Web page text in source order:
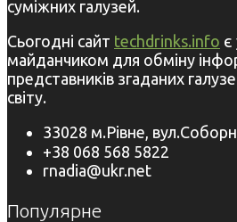
суміжних галузей.
Сьогодні сайт techdrinks.info є
майданчиком для обміну
представників згаданих
світу.
33028 м.Рівне,
+38 068 568 5822
rnadia@ukr.net
Популярне